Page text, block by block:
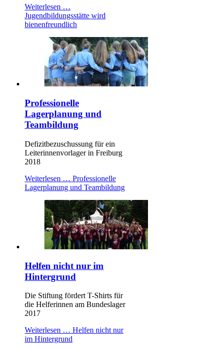
Weiterlesen …
Jugendbildungsstätte wird
bienenfreundlich
Professionelle
Lagerplanung und
Teambildung
Defizitbezuschussung für ein
Leiterinnenvorlager in Freiburg
2018
Weiterlesen … Professionelle
Lagerplanung und Teambildung
Helfen nicht nur im
Hintergrund
Die Stiftung fördert T-Shirts für
die Helferinnen am Bundeslager
2017
Weiterlesen … Helfen nicht nur
im Hintergrund